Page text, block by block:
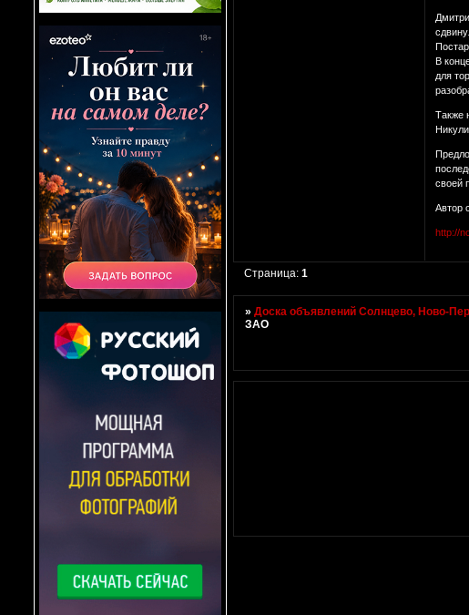
В
для
Также
своей
Автор
http://
Страница:1
»Доска объявлений Солнцево, Ново-
ЗАО